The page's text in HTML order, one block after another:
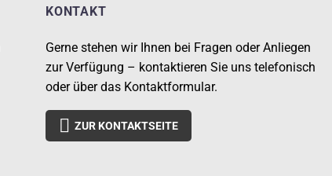
KONTAKT
Gerne stehen wir Ihnen bei Fragen oder Anliegen
zur Verfügung – kontaktieren Sie uns telefonisch
oder über das Kontaktformular.
 ZUR KONTAKTSEITE